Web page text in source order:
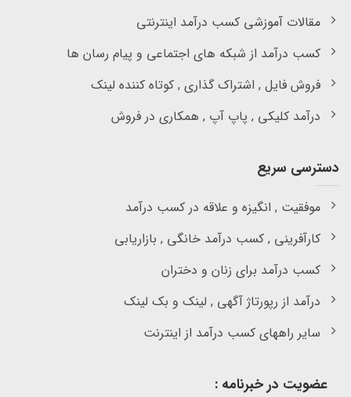
مقالات آموزشی کسب درآمد اینترنتی
کسب درآمد از شبکه های اجتماعی و پیام رسان ها
فروش فایل , اشتراک گذاری , کوتاه کننده لینک
درآمد کلیکی , پاپ آپ , همکاری در فروش
دسترسی سریع
موفقیت , انگیزه و علاقه در کسب درآمد
کارآفرینی , کسب درآمد خانگی , بازاریابی
کسب درآمد برای زنان و دختران
درآمد از رپورتاژ آگهی , لینک و بک لینک
سایر راههای کسب درآمد از اینترنت
عضویت در خبرنامه :